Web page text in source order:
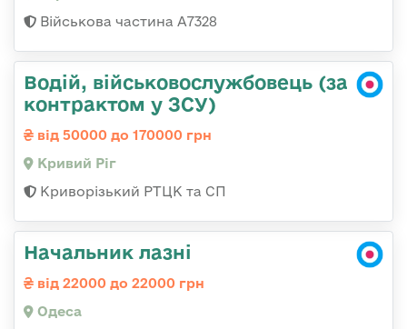
Військова частина А7328
Водій, військовослужбовець (за
контрактом у ЗСУ)
від 50000 до 170000 грн
Кривий Ріг
Криворізький РТЦК та СП
Начальник лазні
від 22000 до 22000 грн
Одеса